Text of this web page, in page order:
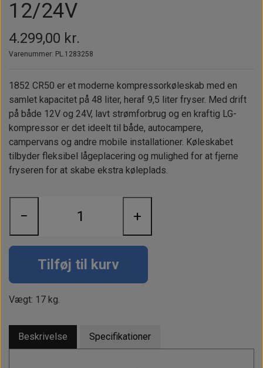
Paneler & Kontakter
Værktøj
Tilbehør
instrumenter
Additive
Tøj
Diverse
Tovværk & fortøjning
Hvem er vi
Fordele hos Shop12volt
Kontakt
Forhandler login
12/24V
4.299,00 kr.
Varenummer: PL.1283258
1852 CR50 er et moderne kompressorkøleskab med en
samlet kapacitet på 48 liter, heraf 9,5 liter fryser. Med drift
på både 12V og 24V, lavt strømforbrug og en kraftig LG-
kompressor er det ideelt til både, autocampere,
campervans og andre mobile installationer. Køleskabet
tilbyder fleksibel lågeplacering og mulighed for at fjerne
fryseren for at skabe ekstra køleplads.
− +
Tilføj til kurv
Vægt: 17 kg.
Beskrivelse Specifikationer